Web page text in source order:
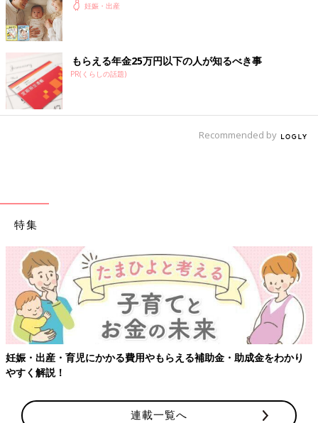
妊娠・出産
もらえる年金25万円以下の人が知るべき事
PR(くらしの話題)
Recommended by
特集
妊娠・出産・育児にかかる費用やもらえる補助金・助成金をわかり
やすく解説！
連載一覧へ